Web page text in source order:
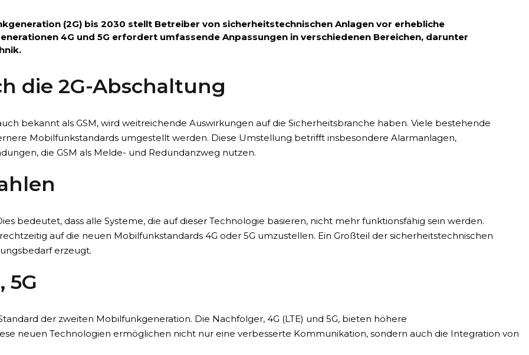
(2G) bis 2030 stellt Betreiber von sicherheitstechnischen Anlagen vor erhebliche
4G und 5G erfordert umfassende Anpassungen in verschiedenen Bereichen, darunter
die 2G-Abschaltung
bekannt als GSM, wird weitreichende Auswirkungen auf die Sicherheitsbranche haben. Viele bestehende
Mobilfunkstandards umgestellt werden. Diese Umstellung betrifft insbesondere Alarmanlagen,
die GSM als Melde- und Redundanzweg nutzen.
bedeutet, dass alle Systeme, die auf dieser Technologie basieren, nicht mehr funktionsfähig sein werden.
auf die neuen Mobilfunkstandards 4G oder 5G umzustellen. Ein Großteil der sicherheitstechnischen
erzeugt.
5G
der zweiten Mobilfunkgeneration. Die Nachfolger, 4G (LTE) und 5G, bieten höhere
neuen Technologien ermöglichen nicht nur eine verbesserte Kommunikation, sondern auch die Integration von